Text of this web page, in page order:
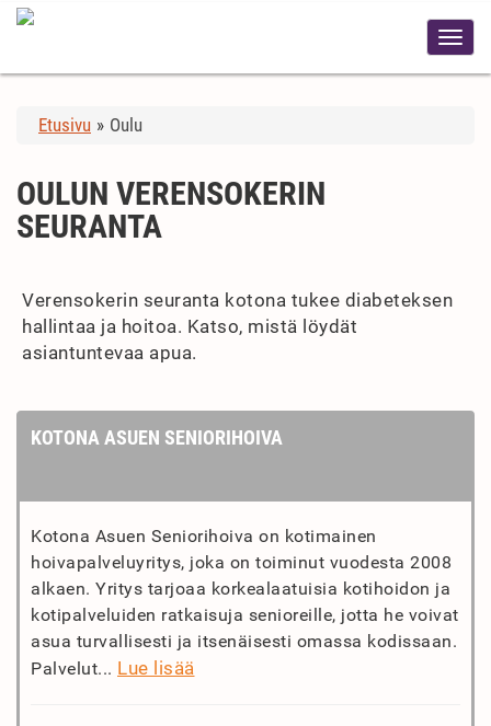
Etusivu » Oulu
OULUN VERENSOKERIN
SEURANTA
Verensokerin seuranta kotona tukee diabeteksen
hallintaa ja hoitoa. Katso, mistä löydät
asiantuntevaa apua.
KOTONA ASUEN SENIORIHOIVA
Kotona Asuen Seniorihoiva on kotimainen
hoivapalveluyritys, joka on toiminut vuodesta 2008
alkaen. Yritys tarjoaa korkealaatuisia kotihoidon ja
kotipalveluiden ratkaisuja senioreille, jotta he voivat
asua turvallisesti ja itsenäisesti omassa kodissaan.
Palvelut... Lue lisää